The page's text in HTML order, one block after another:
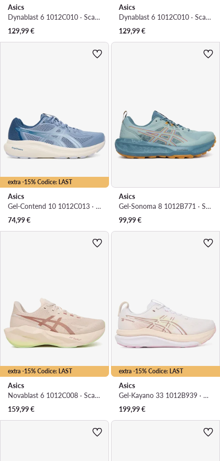
Asics
Dynablast 6 1012C010 · Scarpe running
129,99€
Asics
Dynablast 6 1012C010 · Scarpe running
129,99€
extra -15% Codice: LAST
Asics
Gel-Contend 10 1012C013 · Scarpe running
74,99€
Asics
Gel-Sonoma 8 1012B771 · Scarpe running
99,99€
extra -15% Codice: LAST
Asics
Novablast 6 1012C008 · Scarpe running
159,99€
extra -15% Codice: LAST
Asics
Gel-Kayano 33 1012B939 · Scarpe running
199,99€